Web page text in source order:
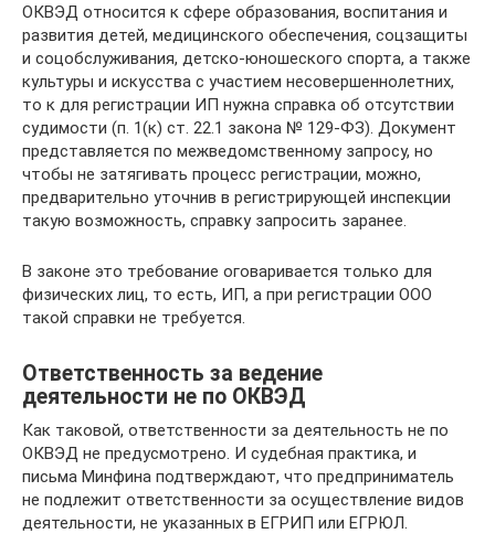
ОКВЭД относится к сфере образования, воспитания и
развития детей, медицинского обеспечения, соцзащиты
и соцобслуживания, детско-юношеского спорта, а также
культуры и искусства с участием несовершеннолетних,
то к для регистрации ИП нужна справка об отсутствии
судимости (п. 1(к) ст. 22.1 закона № 129-ФЗ). Документ
представляется по межведомственному запросу, но
чтобы не затягивать процесс регистрации, можно,
предварительно уточнив в регистрирующей инспекции
такую возможность, справку запросить заранее.
В законе это требование оговаривается только для
физических лиц, то есть, ИП, а при регистрации ООО
такой справки не требуется.
Ответственность за ведение
деятельности не по ОКВЭД
Как таковой, ответственности за деятельность не по
ОКВЭД не предусмотрено. И судебная практика, и
письма Минфина подтверждают, что предприниматель
не подлежит ответственности за осуществление видов
деятельности, не указанных в ЕГРИП или ЕГРЮЛ.